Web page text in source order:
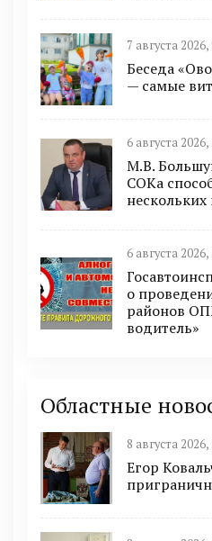
7 августа
Беседа
— самые
6 августа 2026,
М.В.
СОКа
6 августа 2026,
о
районов
водитель»
Областные
8 августа 2026,
Егор